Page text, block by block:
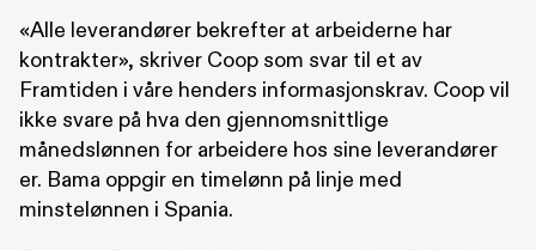
«Alle leverandører bekrefter at arbeiderne har
kontrakter», skriver Coop som svar til et av
Framtiden i våre henders informasjonskrav. Coop vil
ikke svare på hva den gjennomsnittlige
månedslønnen for arbeidere hos sine leverandører
er. Bama oppgir en timelønn på linje med
minstelønnen i Spania.